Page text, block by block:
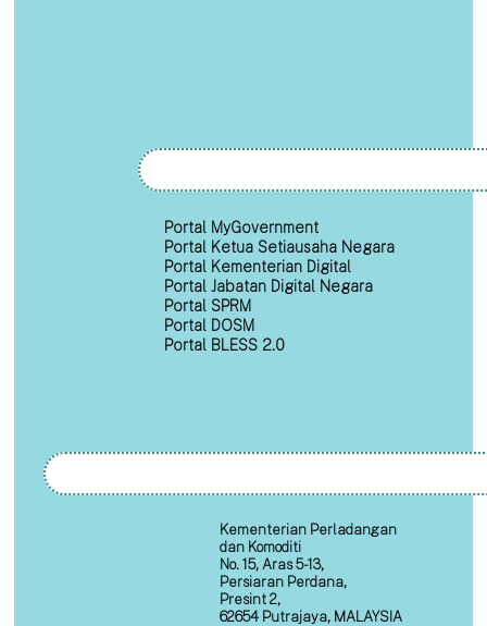
Portal MyGovernment
Portal Ketua Setiausaha Negara
Portal Kementerian Digital
Portal Jabatan Digital Negara
Portal SPRM
Portal DOSM
Portal BLESS 2.0
Kementerian Perladangan
dan Komoditi
No. 15, Aras 5-13,
Persiaran Perdana,
Presint 2,
62654 Putrajaya, MALAYSIA